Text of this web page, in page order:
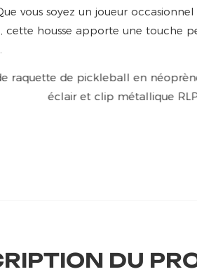
vous soyez un joueur
cette housse apporte une touche
DU